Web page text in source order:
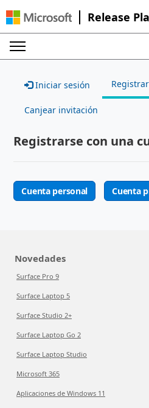
Release
Iniciar sesión
Canjear invitación
Registrarse con una
Cuenta personal Cuenta
Novedades
Surface Pro 9
Surface Laptop 5
Surface Studio 2+
Surface Laptop Go 2
Surface Laptop Studio
Microsoft 365
Aplicaciones de Windows 11